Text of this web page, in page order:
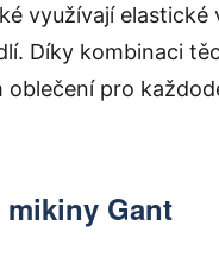
využívají
Díky kombinaci
oblečení pro
Gant